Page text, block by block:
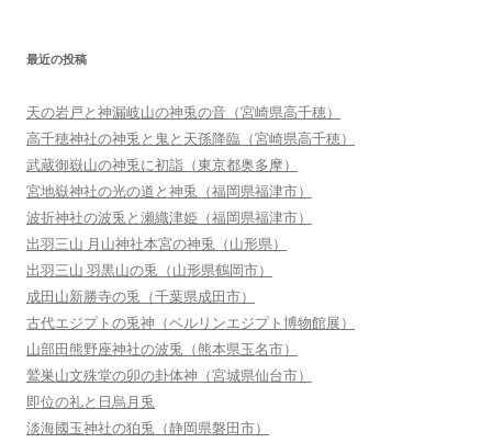
最近の投稿
天の岩戸と神漏岐山の神兎の音（宮崎県高千穂）
高千穂神社の神兎と鬼と天孫降臨（宮崎県高千穂）
武蔵御嶽山の神兎に初詣（東京都奥多摩）
宮地嶽神社の光の道と神兎（福岡県福津市）
波折神社の波兎と瀬織津姫（福岡県福津市）
出羽三山 月山神社本宮の神兎（山形県）
出羽三山 羽黒山の兎（山形県鶴岡市）
成田山新勝寺の兎（千葉県成田市）
古代エジプトの兎神（ベルリンエジプト博物館展）
山部田熊野座神社の波兎（熊本県玉名市）
鷲巣山文殊堂の卯の卦体神（宮城県仙台市）
即位の礼と日烏月兎
淡海國玉神社の狛兎（静岡県磐田市）